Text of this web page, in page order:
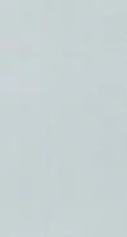
タンク。メタンガ